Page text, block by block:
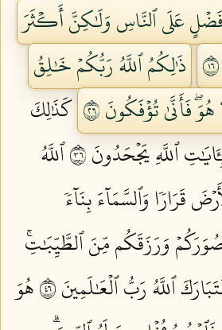
فَضۡلٍ عَلَى ٱلنَّاسِ وَلَٰكِنَّ أَكۡثَرَ
ذَٰلِكُمُ ٱللَّهُ رَبُّكُمۡ خَٰلِقُ
فَأَنَّىٰ تُؤۡفَكُونَ ٦٢
كَذَٰلِكَ
ٱللَّهِ يَجۡحَدُونَ ٦٣
ٱللَّهُ
قَرَارٗا وَٱلسَّمَآءَ بِنَآءٗ
وَرَزَقَكُم مِّنَ ٱلطَّيِّبَٰتِۚ
ٱللَّهُ رَبُّ ٱلۡعَٰلَمِينَ ٦٤
هُوَ